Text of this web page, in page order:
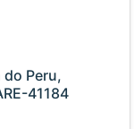
Peru,
41184